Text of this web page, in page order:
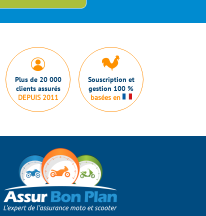
Plus de 20 000
clients assurés
DEPUIS 2011
Souscription et
gestion 100 %
basées en